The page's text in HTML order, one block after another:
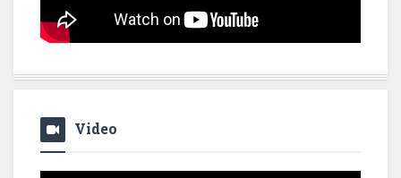
Video